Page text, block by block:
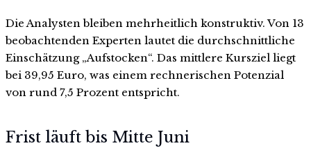
Die Analysten bleiben mehrheitlich konstruktiv. Von 13
beobachtenden Experten lautet die durchschnittliche
Einschätzung „Aufstocken“. Das mittlere Kursziel liegt
bei 39,95 Euro, was einem rechnerischen Potenzial
von rund 7,5 Prozent entspricht.
Frist läuft bis Mitte Juni